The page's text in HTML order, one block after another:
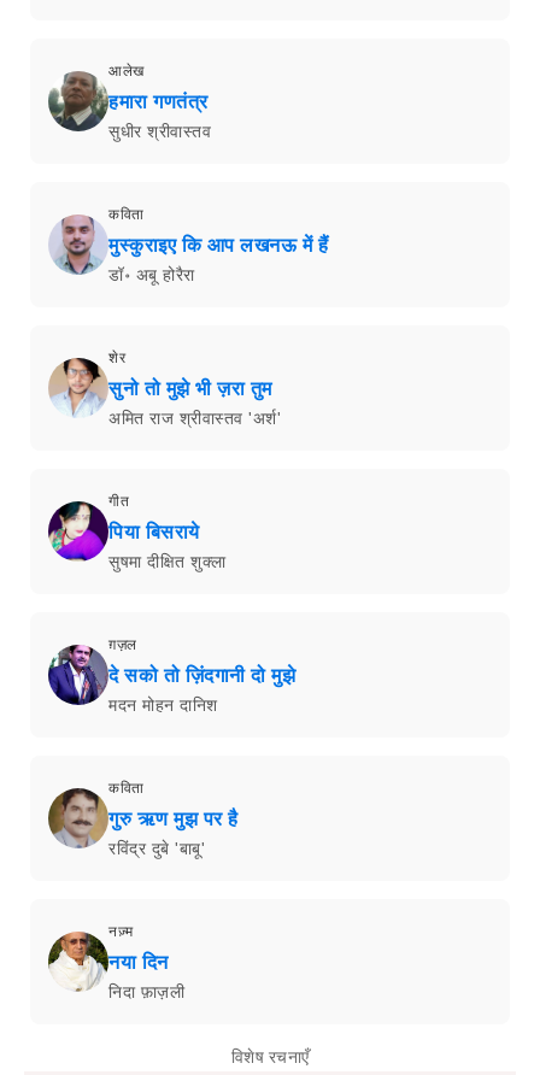
आलेख
हमारा गणतंत्र
सुधीर श्रीवास्तव
कविता
मुस्कुराइए कि आप लखनऊ में हैं
डॉ॰ अबू होरैरा
शेर
सुनो तो मुझे भी ज़रा तुम
अमित राज श्रीवास्तव 'अर्श'
गीत
पिया बिसराये
सुषमा दीक्षित शुक्ला
ग़ज़ल
दे सको तो ज़िंदगानी दो मुझे
मदन मोहन दानिश
कविता
गुरु ऋण मुझ पर है
रविंद्र दुबे 'बाबू'
नज़्म
नया दिन
निदा फ़ाज़ली
विशेष रचनाएँ